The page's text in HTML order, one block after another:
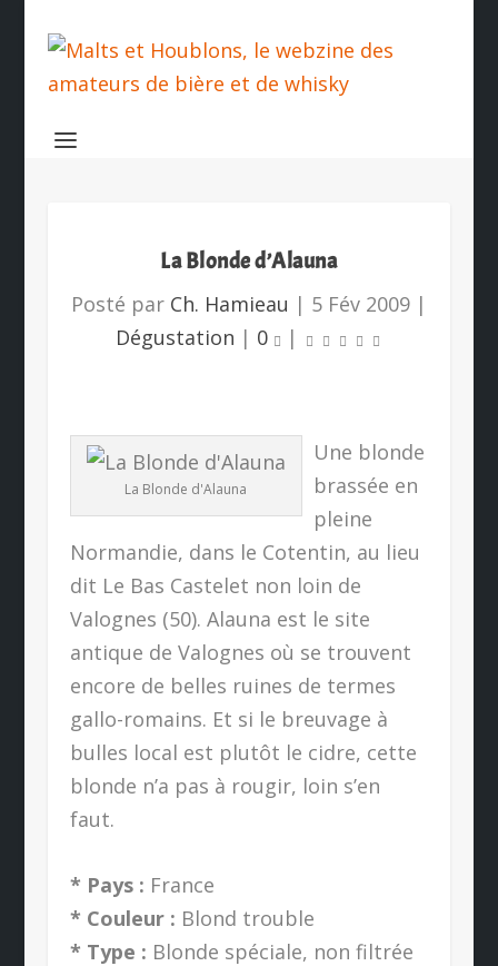
La Blonde d’Alauna
Posté par Ch. Hamieau | 5 Fév 2009|
Dégustation | 0 |
La Blonde d'Alauna
Une blonde
brassée en
pleine
Normandie, dans le Cotentin, au lieu
dit Le Bas Castelet non loin de
Valognes (50). Alauna est le site
antique de Valognes où se trouvent
encore de belles ruines de termes
gallo-romains. Et si le breuvage à
bulles local est plutôt le cidre, cette
blonde n’a pas à rougir, loin s’en
faut.
* Pays : France
* Couleur : Blond trouble
* Type : Blonde spéciale, non filtrée